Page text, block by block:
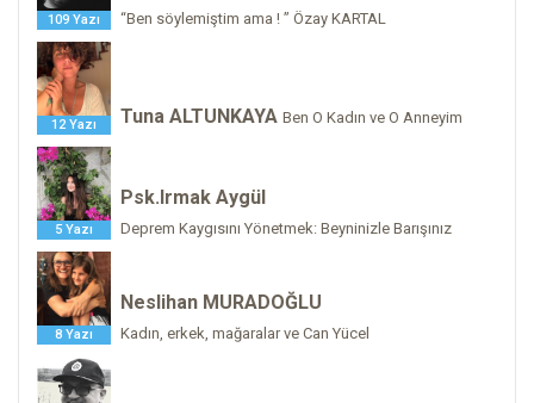
109 Yazı “Ben söylemiştim ama ! ” Özay KARTAL
12 Yazı Tuna ALTUNKAYA Ben O Kadın ve O Anneyim
5 Yazı
Psk.Irmak Aygül
Deprem Kaygısını Yönetmek: Beyninizle Barışınız
8 Yazı
Neslihan MURADOĞLU
Kadın, erkek, mağaralar ve Can Yücel